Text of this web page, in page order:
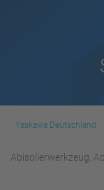
Yaskawa Deutschland
Abisolierwerkzeug,